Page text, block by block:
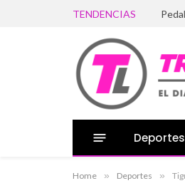
TENDENCIAS
Deportes
Home » Deportes »